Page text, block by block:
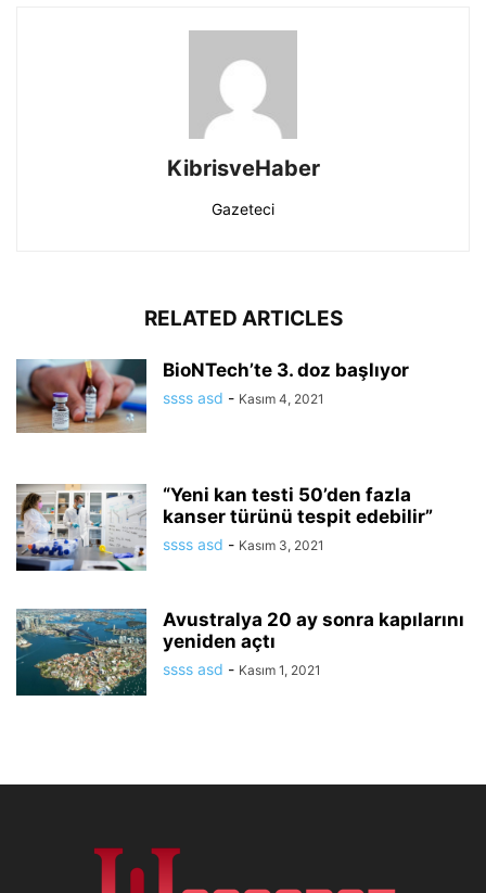
KibrisveHaber
Gazeteci
RELATED ARTICLES
BioNTech’te 3. doz başlıyor
ssss asd - Kasım 4, 2021
“Yeni kan testi 50’den fazla
kanser türünü tespit edebilir”
ssss asd - Kasım 3, 2021
Avustralya 20 ay sonra kapılarını
yeniden açtı
ssss asd - Kasım 1, 2021